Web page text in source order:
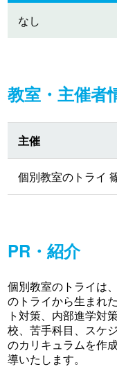
なし
教室・主催者
主催
個別教室のトライ
PR・紹介
個別教室のトライは
のトライから生まれ
ト対策、内部進学対
校、苦手科目、スケ
のカリキュラムを作
導いたします。